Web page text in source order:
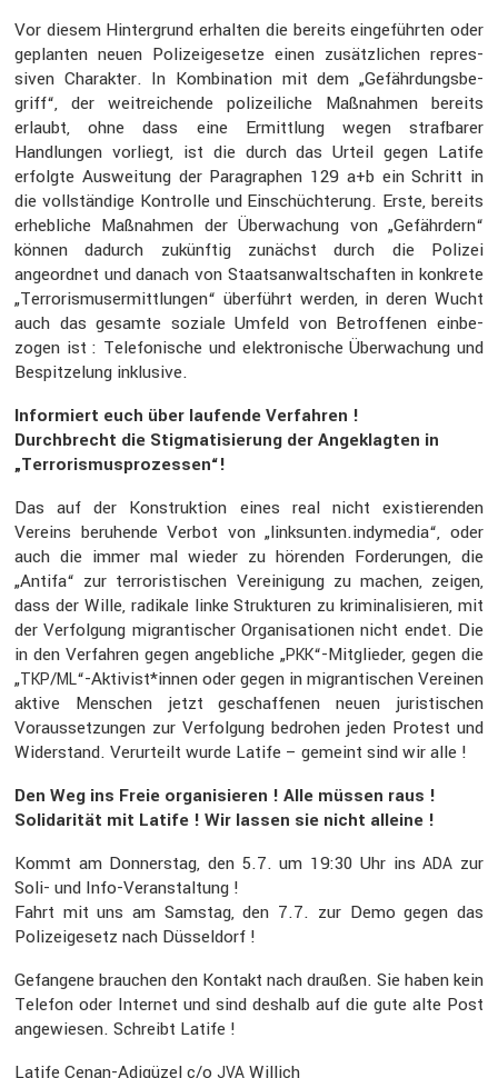
Vor diesem Hinter­grund erhalten die bereits einge­führten oder
geplanten neuen Polizei­ge­setze einen zusätz­li­chen repres­
siven Charakter. In Kombi­na­tion mit dem „Gefähr­dungs­be­
griff“, der weitrei­chende polizei­liche Maßnahmen bereits
erlaubt, ohne dass eine Ermitt­lung wegen straf­barer
Handlungen vorliegt, ist die durch das Urteil gegen Latife
erfolgte Auswei­tung der Paragra­phen 129 a+b ein Schritt in
die vollstän­dige Kontrolle und Einschüch­te­rung. Erste, bereits
erheb­liche Maßnahmen der Überwa­chung von „Gefähr­dern“
können dadurch zukünftig zunächst durch die Polizei
angeordnet und danach von Staats­an­walt­schaften in konkrete
„Terro­ris­mus­er­mitt­lungen“ überführt werden, in deren Wucht
auch das gesamte soziale Umfeld von Betrof­fenen einbe­
zogen ist : Telefo­ni­sche und elektro­ni­sche Überwa­chung und
Bespit­ze­lung inklu­sive.
Infor­miert euch über laufende Verfahren !
Durch­brecht die Stigma­ti­sie­rung der Angeklagten in
„Terro­ris­mus­pro­zessen“!
Das auf der Konstruk­tion eines real nicht existie­renden
Vereins beruhende Verbot von „linksunten.indymedia“, oder
auch die immer mal wieder zu hörenden Forde­rungen, die
„Antifa“ zur terro­ris­ti­schen Verei­ni­gung zu machen, zeigen,
dass der Wille, radikale linke Struk­turen zu krimi­na­li­sieren, mit
der Verfol­gung migran­ti­scher Organi­sa­tionen nicht endet. Die
in den Verfahren gegen angeb­liche „PKK“-Mitglieder, gegen die
„TKP/ML“-Aktivist*innen oder gegen in migran­ti­schen Vereinen
aktive Menschen jetzt geschaf­fenen neuen juris­ti­schen
Voraus­set­zungen zur Verfol­gung bedrohen jeden Protest und
Wider­stand. Verur­teilt wurde Latife – gemeint sind wir alle !
Den Weg ins Freie organi­sieren ! Alle müssen raus !
Solida­rität mit Latife ! Wir lassen sie nicht alleine !
Kommt am Donnerstag, den 5.7. um 19:30 Uhr insADA zur
Soli- und Info-Veran­stal­tung !
Fahrt mit uns am Samstag, den 7.7. zur Demo gegen das
Polizei­ge­setz nach Düssel­dorf !
Gefan­gene brauchen den Kontakt nach draußen. Sie haben kein
Telefon oder Internet und sind deshalb auf die gute alte Post
angewiesen. Schreibt Latife !
Latife Cenan-Adigüzel c/o JVA Willich